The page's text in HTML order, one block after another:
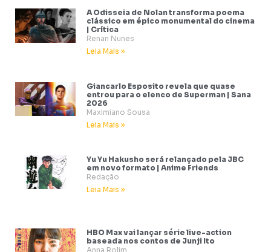
A Odisseia de Nolan transforma poema
clássico em épico monumental do cinema
| Crítica
Renan Nunes
Leia Mais »
Giancarlo Esposito revela que quase
entrou para o elenco de Superman | Sana
2026
Maximiano Sousa
Leia Mais »
Yu Yu Hakusho será relançado pela JBC
em novo formato | Anime Friends
Redação
Leia Mais »
HBO Max vai lançar série live-action
baseada nos contos de Junji Ito
Anna Rolim